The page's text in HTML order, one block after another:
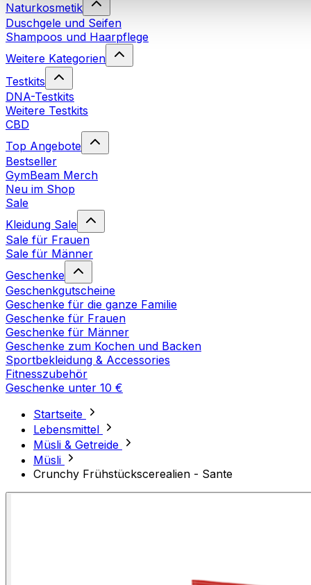
Naturkosmetik
Duschgele und Seifen
Shampoos und Haarpflege
Weitere Kategorien
Testkits
DNA-Testkits
Weitere Testkits
CBD
Top Angebote
Bestseller
GymBeam Merch
Neu im Shop
Sale
Kleidung Sale
Sale für Frauen
Sale für Männer
Geschenke
Geschenkgutscheine
Geschenke für die ganze Familie
Geschenke für Frauen
Geschenke für Männer
Geschenke zum Kochen und Backen
Sportbekleidung & Accessories
Fitnesszubehör
Geschenke unter 10 €
Startseite
Lebensmittel
Müsli & Getreide
Müsli
Crunchy Frühstückscerealien - Sante